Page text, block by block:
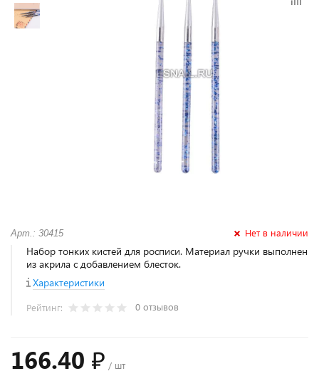
Арт.: 30415 Нет в наличии
Набор тонких кистей для росписи. Материал ручки выполнен
из акрила с добавлением блесток.
Характеристики
Рейтинг: 0 отзывов
166.40 ₽ / шт